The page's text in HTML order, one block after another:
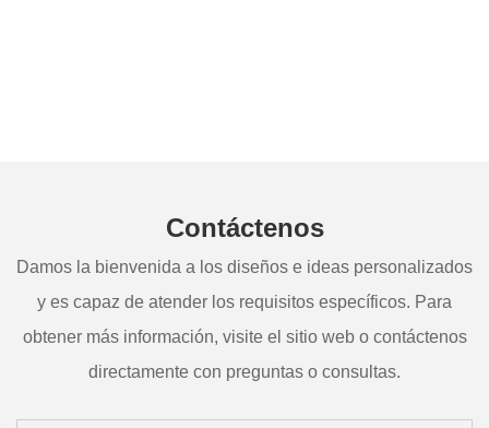
Contáctenos
Damos la bienvenida a los diseños e ideas personalizados
y es capaz de atender los requisitos específicos. Para
obtener más información, visite el sitio web o contáctenos
directamente con preguntas o consultas.